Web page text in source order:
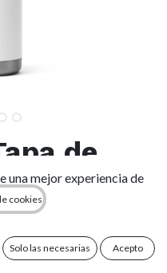
de
26
una mejor experiencia de
cookies
Solo las necesarias Acepto